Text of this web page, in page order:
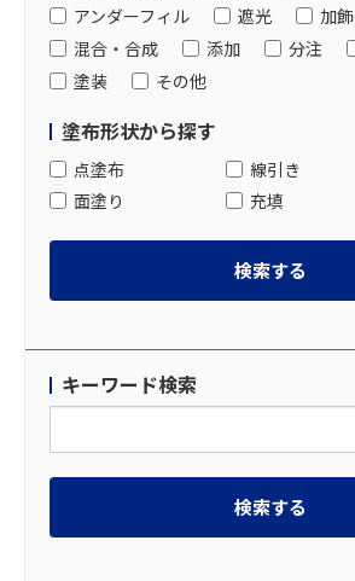
アンダーフィル
遮光
加飾
混合・合成
添加 分注
塗装
その他
塗布形状から探す
点塗布
線引き
面塗り
充填
キーワード検索